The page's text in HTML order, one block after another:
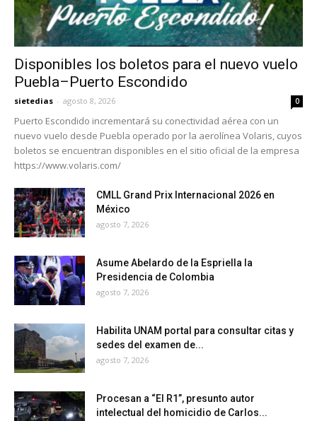
Disponibles los boletos para el nuevo vuelo
Puebla–Puerto Escondido
sietedias - agosto 8, 2026 0
Puerto Escondido incrementará su conectividad aérea con un
nuevo vuelo desde Puebla operado por la aerolínea Volaris, cuyos
boletos se encuentran disponibles en el sitio oficial de la empresa
https://www.volaris.com/
CMLL Grand Prix Internacional 2026 en
México
agosto 7, 2026
Asume Abelardo de la Espriella la
Presidencia de Colombia
agosto 7, 2026
Habilita UNAM portal para consultar citas y
sedes del examen de...
agosto 7, 2026
Procesan a “El R1”, presunto autor
intelectual del homicidio de Carlos...